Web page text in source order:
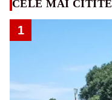
CELE MAI CITITE
1